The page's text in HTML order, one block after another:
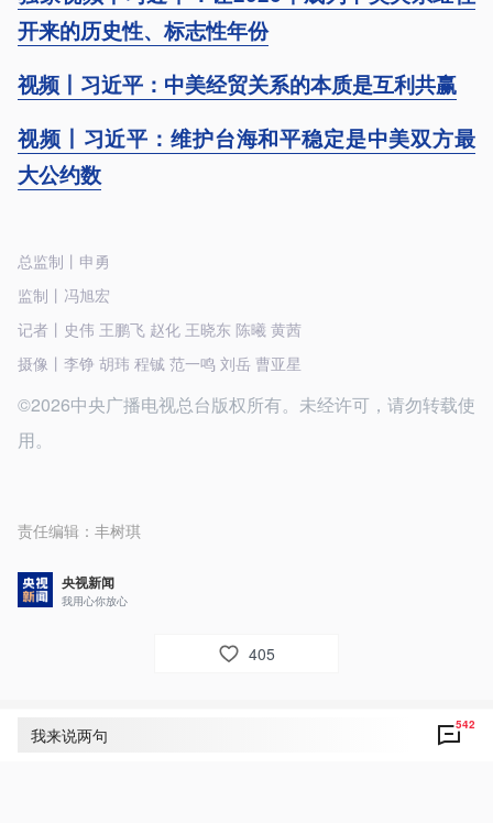
开来的历史性、标志性年份
视频丨习近平：中美经贸关系的本质是互利共赢
视频丨习近平：维护台海和平稳定是中美双方最
大公约数
总监制丨申勇
监制丨冯旭宏
记者丨史伟 王鹏飞 赵化 王晓东 陈曦 黄茜
摄像丨李铮 胡玮 程铖 范一鸣 刘岳 曹亚星
©2026中央广播电视总台版权所有。未经许可，请勿转载使
用。
责任编辑： 丰树琪
央视新闻
我用心你放心
405
评论542
我来说两句 542